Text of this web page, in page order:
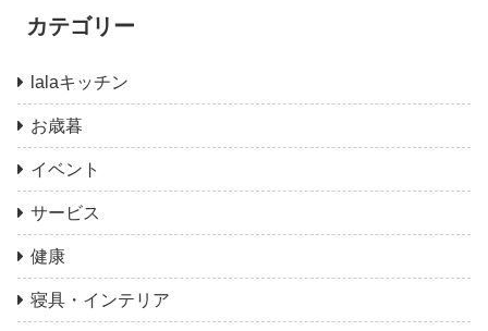
カテゴリー
lalaキッチン
お歳暮
イベント
サービス
健康
寝具・インテリア